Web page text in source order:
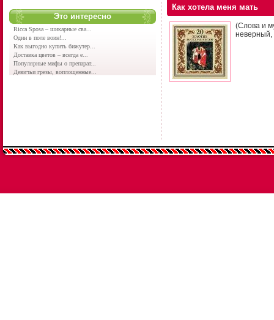
Это интересно
Ricca Sposa – шикарные сва...
Один в поле воин!...
Как выгодно купить бижутер...
Доставка цветов – всегда е...
Популярные мифы о препарат...
Девичьи грезы, воплощенные...
Как хотела меня мать
(Слова и
неверный,